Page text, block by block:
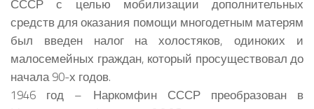
СССР с целью мобилизации дополнительных
средств для оказания помощи многодетным матерям
был введен налог на холостяков, одиноких и
малосемейных граждан, который просуществовал до
начала 90-х годов.
1946 год – Наркомфин СССР преобразован в